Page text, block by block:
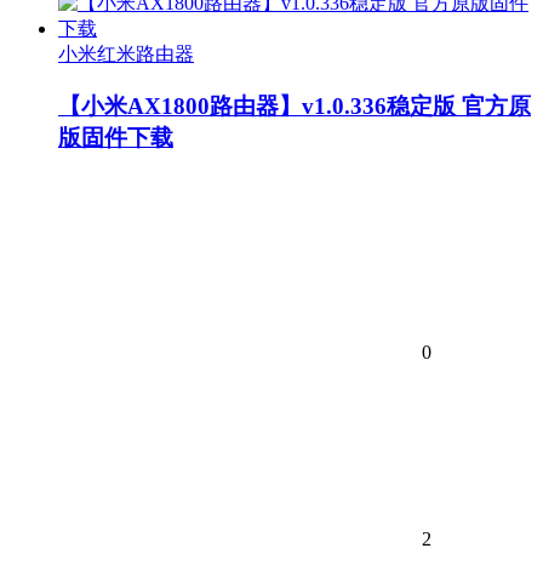
小米红米路由器
【小米AX1800路由器】v1.0.336稳定版 官方原
版固件下载
0
2